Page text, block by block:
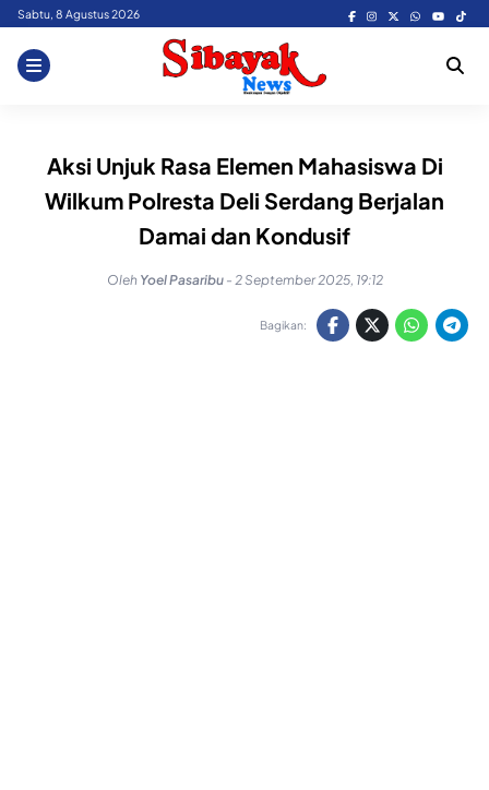
Skip
content
Sabtu, 8 Agustus 2026
Aksi Unjuk Rasa Elemen Mahasiswa Di
Wilkum Polresta Deli Serdang Berjalan
Damai dan Kondusif
Oleh Yoel Pasaribu - 2 September 2025, 19:12
Bagikan: